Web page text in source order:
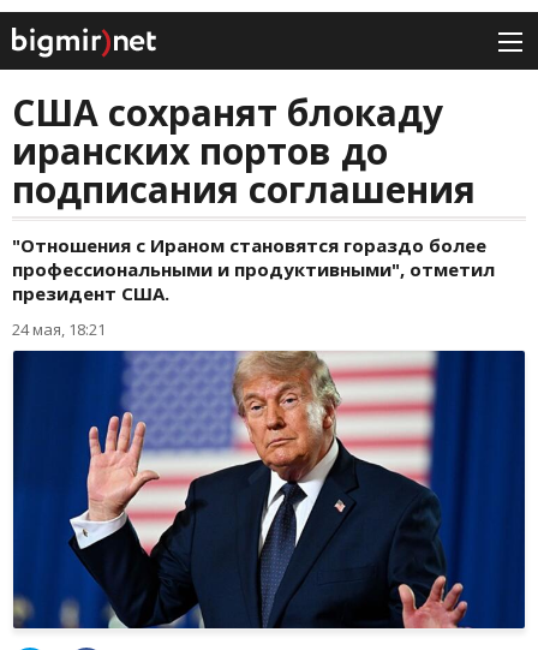
США сохранят блокаду
иранских портов до
подписания соглашения
"Отношения с Ираном становятся гораздо более
профессиональными и продуктивными", отметил
президент США.
24 мая, 18:21